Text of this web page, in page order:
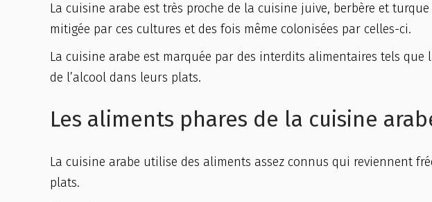
La cuisine arabe est très proche de la cuisine juive, berbère et
mitigée par ces cultures et des fois même colonisées par celles-ci.
La cuisine arabe est marquée par des interdits alimentaires tels
de l’alcool dans leurs plats.
Les aliments phares de la cuisine
La cuisine arabe utilise des aliments assez connus qui reviennent
plats.